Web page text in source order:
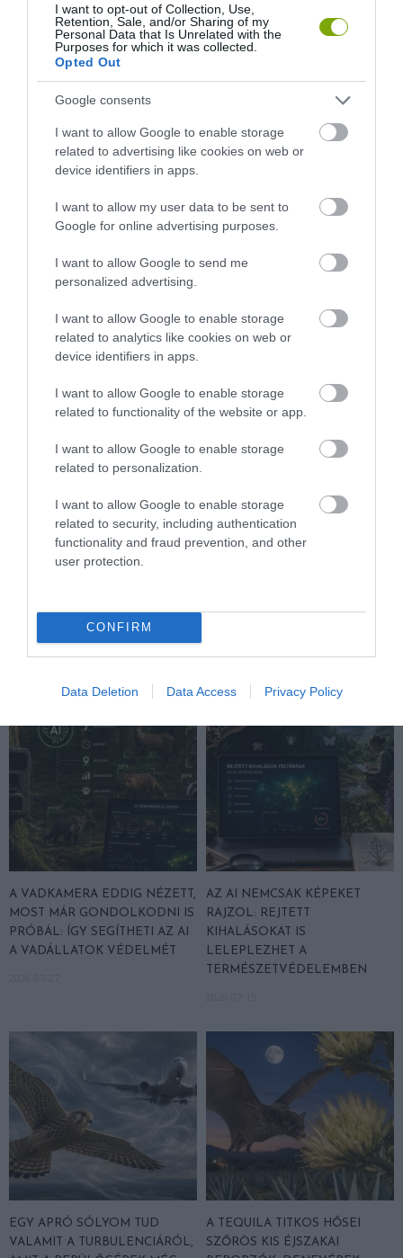
I want to opt-out of Collection, Use,
Retention, Sale, and/or Sharing of my
Personal Data that Is Unrelated with the
Purposes for which it was collected.
Opted Out
Google consents
I want to allow Google to enable storage
related to advertising like cookies on web or
device identifiers in apps.
I want to allow my user data to be sent to
Google for online advertising purposes.
I want to allow Google to send me
personalized advertising.
I want to allow Google to enable storage
related to analytics like cookies on web or
device identifiers in apps.
I want to allow Google to enable storage
related to functionality of the website or app.
I want to allow Google to enable storage
related to personalization.
I want to allow Google to enable storage
related to security, including authentication
functionality and fraud prevention, and other
user protection.
CONFIRM
Data Deletion Data Access Privacy Policy
HŐKUPOLA MAGYARORSZÁG
FELETT: MI EZ A LÁTHATATLAN
ALATTA A TERMÉSZETTEL?
NEM CSAK A RITKASÁGOK
BAJBAN VANNAK: A
HÉTKÖZNAPI MADARAK ÉS
PILLANGÓK CSENDES
VÉSZJEL
2026-08-03
A TUDÓSOK 262 ÚJ FAJT
KORAI MÉG MINDENTUDÓNAK
HINNI MAGUNKAT
A VADKAMERA EDDIG NÉZETT,
MOST MÁR GONDOLKODNI IS
PRÓBÁL: ÍGY SEGÍTHETI AZ AI
A VADÁLLATOK VÉDELMÉT
AZ AI NEMCSAK KÉPEKET
RAJZOL: REJTETT
KIHALÁSOKAT IS
LELEPLEZHET A
TERMÉSZETVÉDELEMBEN
EGY APRÓ SÓLYOM TUD
VALAMIT A TURBULENCIÁRÓL,
A TEQUILA TITKOS HŐSEI
SZŐRÖS KIS ÉJSZAKAI